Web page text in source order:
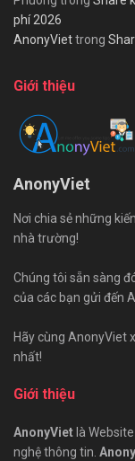
phí 2026
AnonyViettrong
Giới thiệu
AnonyViet
Nơi chia sẻ những
nhà trường!
Chúng tôi sẵn sàng
của các bạn gửi đến
Hãy cùng AnonyViet
nhất!
Giới thiệu
AnonyViet là
nghệ thông tin.